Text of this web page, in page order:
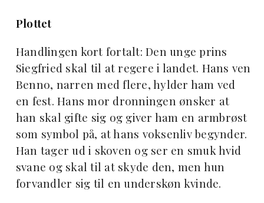
Plottet
Handlingen kort fortalt: Den unge prins
Siegfried skal til at regere i landet. Hans ven
Benno, narren med flere, hylder ham ved
en fest. Hans mor dronningen ønsker at
han skal gifte sig og giver ham en armbrøst
som symbol på, at hans voksenliv begynder.
Han tager ud i skoven og ser en smuk hvid
svane og skal til at skyde den, men hun
forvandler sig til en underskøn kvinde.